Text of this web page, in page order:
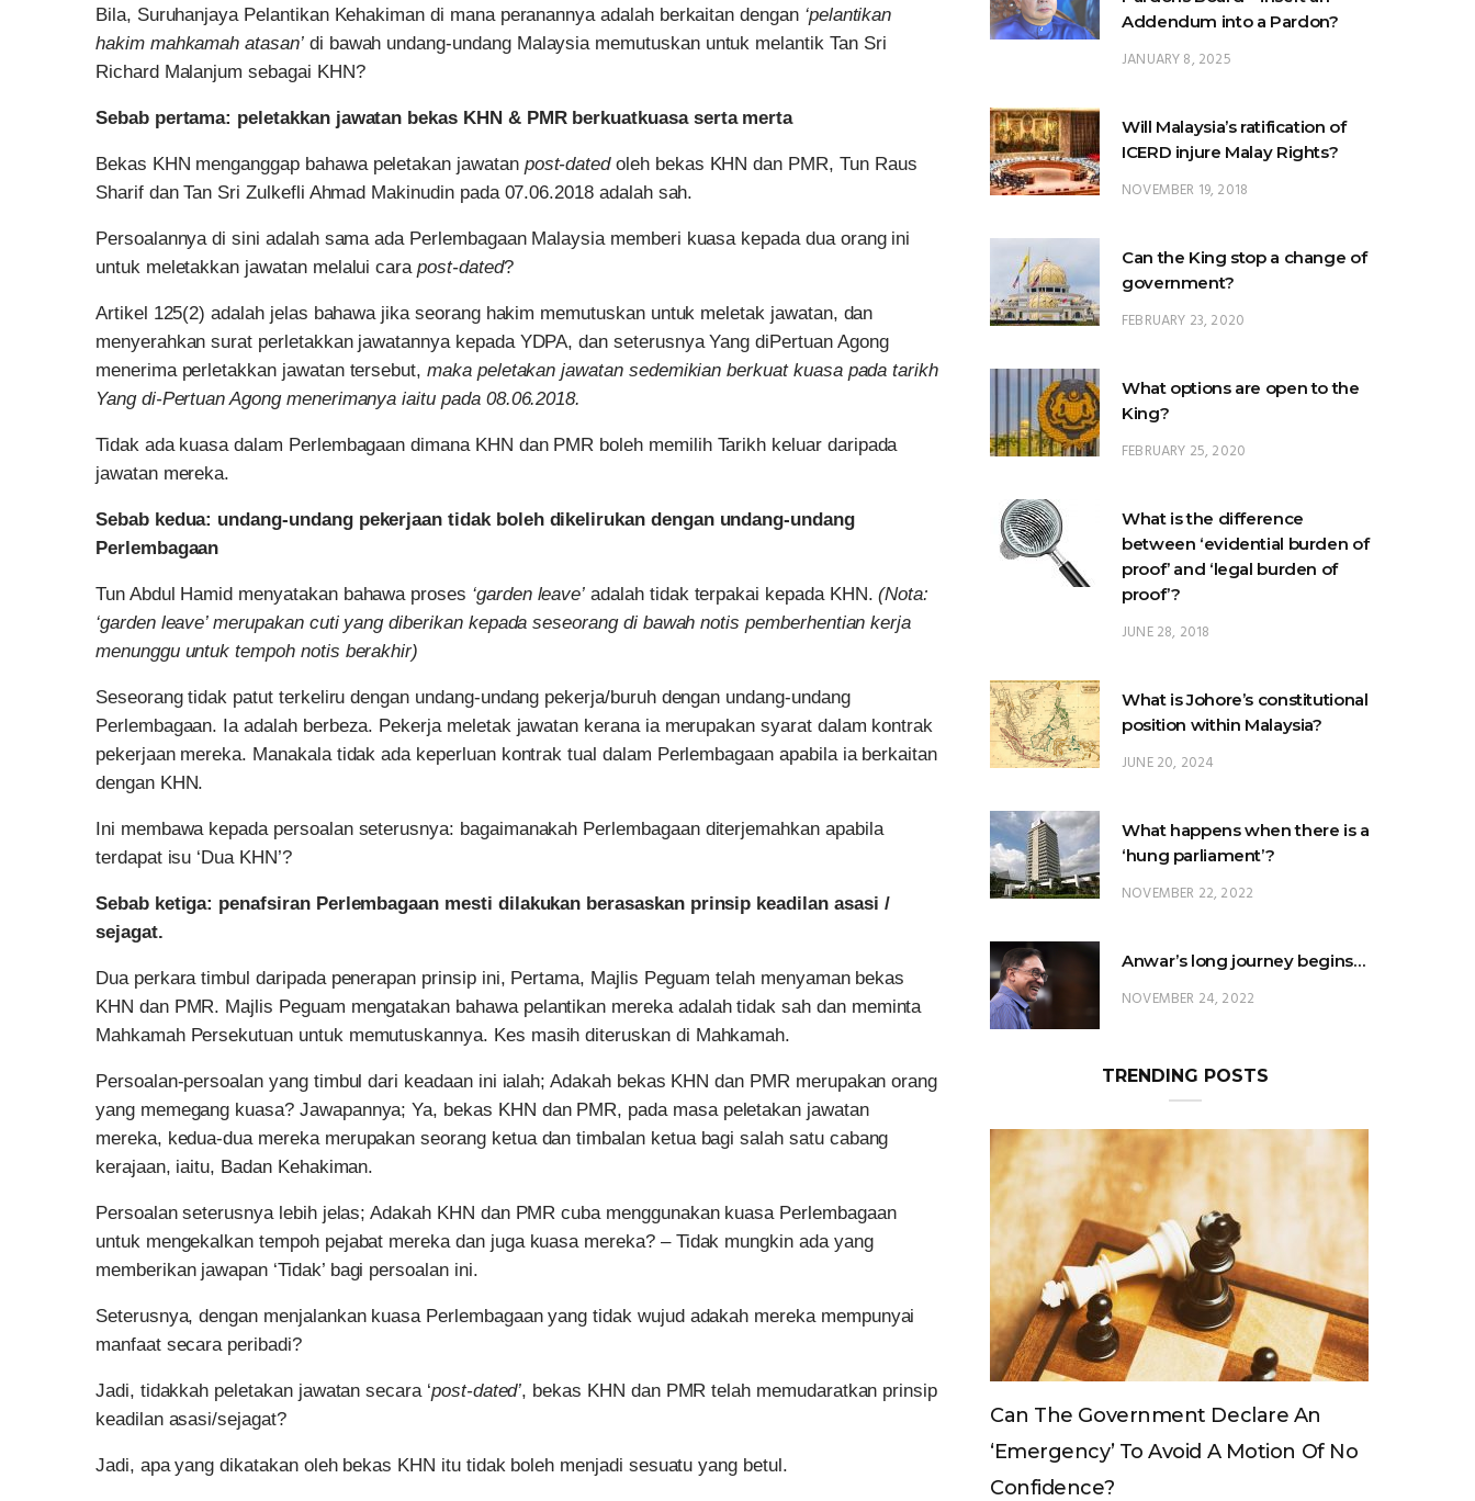
Bila, Suruhanjaya Pelantikan Kehakiman di mana peranannya adalah berkaitan dengan ‘pelantikan
hakim mahkamah atasan’di bawah undang-undang Malaysia memutuskan untuk melantik Tan Sri
Richard Malanjum sebagai KHN?
Sebab pertama: peletakkan jawatan bekas KHN & PMR berkuatkuasa serta merta
Bekas KHN menganggap bahawa peletakan jawatan post-datedoleh bekas KHN dan PMR, Tun Raus
Sharif dan Tan Sri Zulkefli Ahmad Makinudin pada 07.06.2018 adalah sah.
Persoalannya di sini adalah sama ada Perlembagaan Malaysia memberi kuasa kepada dua orang ini
untuk meletakkan jawatan melalui carapost-dated?
Artikel 125(2) adalah jelas bahawa jika seorang hakim memutuskan untuk meletak jawatan, dan
menyerahkan surat perletakkan jawatannya kepada YDPA, dan seterusnya Yang diPertuan Agong
menerima perletakkan jawatan tersebut,maka peletakan jawatan sedemikian berkuat kuasa pada tarikh
Yang di-Pertuan Agong menerimanya iaitu pada 08.06.2018.
Tidak ada kuasa dalam Perlembagaan dimana KHN dan PMR boleh memilih Tarikh keluar daripada
jawatan mereka.
Sebab kedua: undang-undang pekerjaan tidak boleh dikelirukan dengan undang-undang
Perlembagaan
Tun Abdul Hamid menyatakan bahawa proses ‘garden leave’ adalah tidak terpakai kepada KHN.(Nota:
‘garden leave’ merupakan cuti yang diberikan kepada seseorang di bawah notis pemberhentian kerja
menunggu untuk tempoh notis berakhir)
Seseorang tidak patut terkeliru dengan undang-undang pekerja/buruh dengan undang-undang
Perlembagaan. Ia adalah berbeza. Pekerja meletak jawatan kerana ia merupakan syarat dalam kontrak
pekerjaan mereka. Manakala tidak ada keperluan kontrak tual dalam Perlembagaan apabila ia berkaitan
dengan KHN.
Ini membawa kepada persoalan seterusnya: bagaimanakah Perlembagaan diterjemahkan apabila
terdapat isu ‘Dua KHN’?
Sebab ketiga: penafsiran Perlembagaan mesti dilakukan berasaskan prinsip keadilan asasi /
sejagat.
Dua perkara timbul daripada penerapan prinsip ini, Pertama, Majlis Peguam telah menyaman bekas
KHN dan PMR. Majlis Peguam mengatakan bahawa pelantikan mereka adalah tidak sah dan meminta
Mahkamah Persekutuan untuk memutuskannya. Kes masih diteruskan di Mahkamah.
Persoalan-persoalan yang timbul dari keadaan ini ialah; Adakah bekas KHN dan PMR merupakan orang
yang memegang kuasa? Jawapannya; Ya, bekas KHN dan PMR, pada masa peletakan jawatan
mereka, kedua-dua mereka merupakan seorang ketua dan timbalan ketua bagi salah satu cabang
kerajaan, iaitu, Badan Kehakiman.
Persoalan seterusnya lebih jelas; Adakah KHN dan PMR cuba menggunakan kuasa Perlembagaan
untuk mengekalkan tempoh pejabat mereka dan juga kuasa mereka? – Tidak mungkin ada yang
memberikan jawapan ‘Tidak’ bagi persoalan ini.
Seterusnya, dengan menjalankan kuasa Perlembagaan yang tidak wujud adakah mereka mempunyai
manfaat secara peribadi?
Jadi, tidakkah peletakan jawatan secara ‘post-dated’, bekas KHN dan PMR telah memudaratkan prinsip
keadilan asasi/sejagat?
Jadi, apa yang dikatakan oleh bekas KHN itu tidak boleh menjadi sesuatu yang betul.
Will Malaysia’s ratification of
NOVEMBER 19, 2018
Can the King stop a change of
FEBRUARY 23, 2020
What options are open to the
FEBRUARY 25, 2020
What is the difference
proof’?
JUNE 28, 2018
What is Johore’s constitutional
JUNE 20, 2024
What happens when there is a
NOVEMBER 22, 2022
Anwar’s long journey begins…
TRENDING POSTS
Can The King Change His Mind?